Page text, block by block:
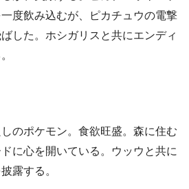
度飲み込むが、ピカチュウの電撃
した。ホシガリスと共にエンディ
のポケモン。食欲旺盛。森に住む
に心を開いている。ウッウと共に
露する。